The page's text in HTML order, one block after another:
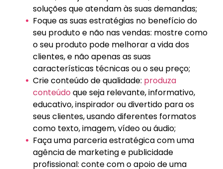
soluções que atendam às suas demandas;
Foque as suas estratégias no benefício do
seu produto e não nas vendas: mostre como
o seu produto pode melhorar a vida dos
clientes, e não apenas as suas
características técnicas ou o seu preço;
Crie conteúdo de qualidade: produza
conteúdo que seja relevante, informativo,
educativo, inspirador ou divertido para os
seus clientes, usando diferentes formatos
como texto, imagem, vídeo ou áudio;
Faça uma parceria estratégica com uma
agência de marketing e publicidade
profissional: conte com o apoio de uma